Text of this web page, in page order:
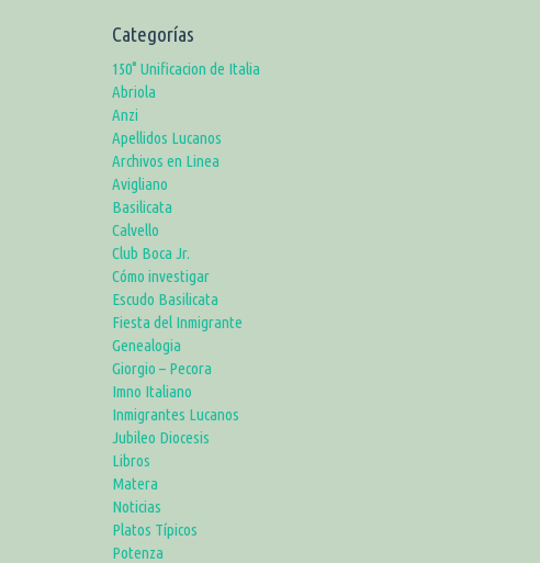
Categorías
150° Unificacion de Italia
Abriola
Anzi
Apellidos Lucanos
Archivos en Linea
Avigliano
Basilicata
Calvello
Club Boca Jr.
Cómo investigar
Escudo Basilicata
Fiesta del Inmigrante
Genealogia
Giorgio – Pecora
Imno Italiano
Inmigrantes Lucanos
Jubileo Diocesis
Libros
Matera
Noticias
Platos Típicos
Potenza